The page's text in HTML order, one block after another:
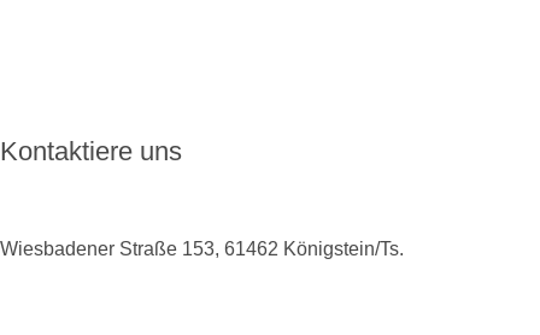
Kontaktiere uns
Wiesbadener Straße 153, 61462 Königstein/Ts.